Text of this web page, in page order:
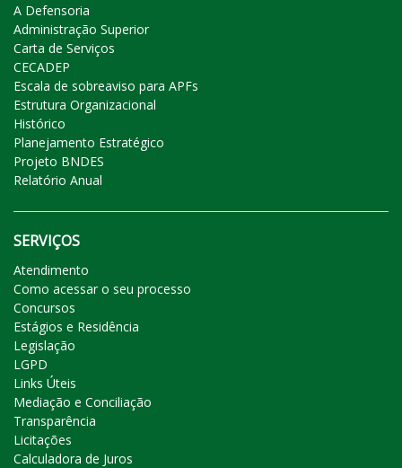
A Defensoria
Administração Superior
Carta de Serviços
CECADEP
Escala de sobreaviso para APFs
Estrutura Organizacional
Histórico
Planejamento Estratégico
Projeto BNDES
Relatório Anual
SERVIÇOS
Atendimento
Como acessar o seu processo
Concursos
Estágios e Residência
Legislação
LGPD
Links Úteis
Mediação e Conciliação
Transparência
Licitações
Calculadora de Juros